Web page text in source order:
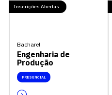
Inscrições Abertas
Bacharel
Engenharia de
Produção
PRESENCIAL